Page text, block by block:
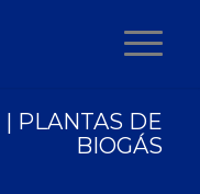
| PLANTAS DE
BIOGÁS